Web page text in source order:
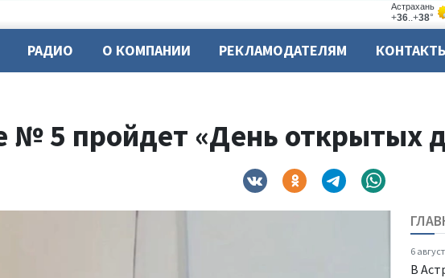
РАДИО О КОМПАНИИ РЕКЛАМОДАТЕЛЯМ
№ 5 пройдет «День открытых
6
В